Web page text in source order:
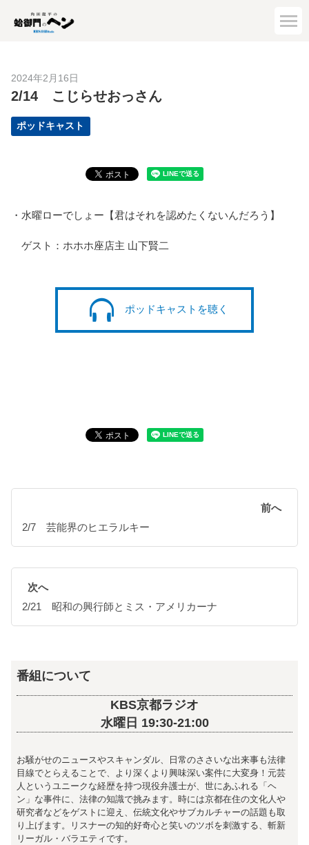
2024年2月16日
2/14 こじらせおっさん
ポッドキャスト
・水曜ローでしょー【君はそれを認めたくないんだろう】
ゲスト：ホホホ座店主 山下賢二
ポッドキャストを聴く
前へ
2/7 芸能界のヒエラルキー
次へ
2/21 昭和の興行師とミス・アメリカーナ
番組について
KBS京都ラジオ
水曜日 19:30-21:00
お騒がせのニュースやスキャンダル、日常のささいな出来事も法律
目線でとらえることで、より深くより興味深い案件に大変身！元芸
人というユニークな経歴を持つ現役弁護士が、世にあふれる「ヘ
ン」な事件に、法律の知識で挑みます。時には京都在住の文化人や
研究者などをゲストに迎え、伝統文化やサブカルチャーの話題も取
り上げます。リスナーの知的好奇心と笑いのツボを刺激する、斬新
リーガル・バラエティです。